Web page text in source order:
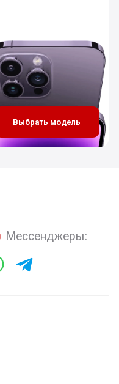
Выбрать модель
Мессенджеры: